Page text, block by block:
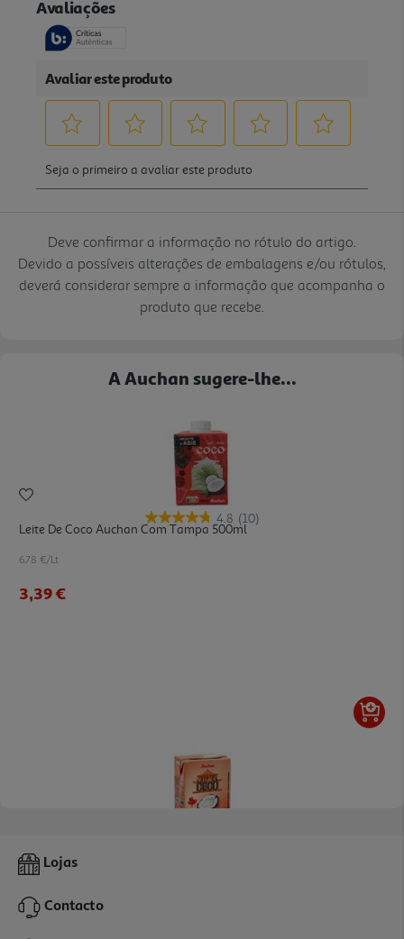
Deve confirmar a informação no rótulo do artigo.
Devido a possíveis alterações de embalagens e/ou rótulos,
deverá considerar sempre a informação que acompanha o
produto que recebe.
A Auchan sugere-lhe...
4.8 (10)
Leite De Coco Auchan Com Tampa 500ml
6.78 €/Lt
3,39 €
Leite De Coco Auchan 200ml
1,49 €
Lojas
Contacto